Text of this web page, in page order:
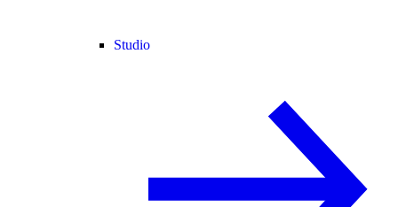
Studio